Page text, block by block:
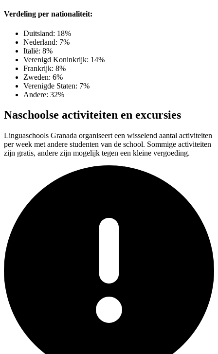
Verdeling per nationaliteit:
Duitsland: 18%
Nederland: 7%
Italië: 8%
Verenigd Koninkrijk: 14%
Frankrijk: 8%
Zweden: 6%
Verenigde Staten: 7%
Andere: 32%
Naschoolse activiteiten en excursies
Linguaschools Granada organiseert een wisselend aantal activiteiten
per week met andere studenten van de school. Sommige activiteiten
zijn gratis, andere zijn mogelijk tegen een kleine vergoeding.